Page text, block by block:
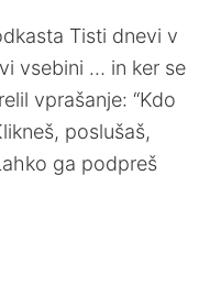
Tisti dnevi v
vsebini … in ker se
vprašanje: “Kdo
poslušaš,
ga podpreš